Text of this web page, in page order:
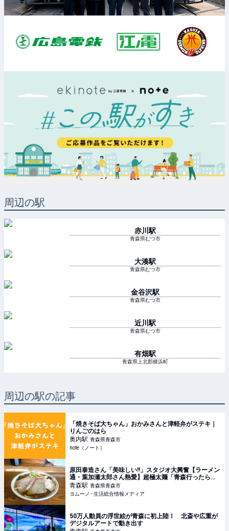
周辺の駅
赤川 駅
青森県むつ市
大湊駅
青森県むつ市
金谷沢駅
青森県むつ市
近川 駅
青森県むつ市
有畑駅
青森県上北郡横浜町
周辺の駅の記事
「焼きそば大ちゃん」おかみさんと津軽弁がステキ｜
りんごのはら
奥内駅 青森県青森市
note（ノート）
原田泰造さん「美味しい!!」スタジオ大興奮【ラーメン
通・葉加瀬太郎さん熱愛】超極太麺「青森行ったら絶
青森駅 青森県青森市
ヨムーノ - 生活総合情報メディア
50万人動員の浮世絵が青森に初上陸！ 北斎や広重が
デジタルアートで動き出す